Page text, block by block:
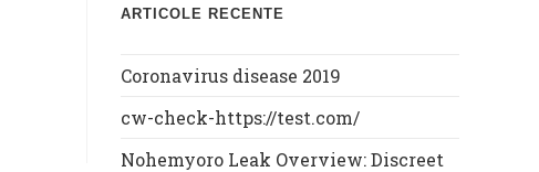
ARTICOLE RECENTE
Coronavirus disease 2019
cw-check-https://test.com/
Nohemyoro Leak Overview: Discreet